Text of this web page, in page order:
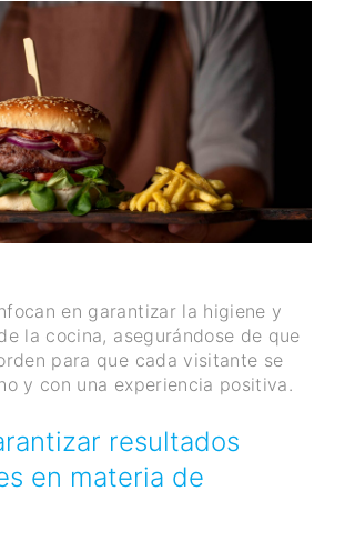
en garantizar la higiene y
la cocina, asegurándose de que
para que cada visitante se
y con una experiencia positiva.
resultados
en materia de